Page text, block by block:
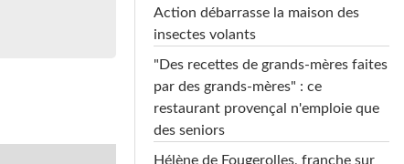
Action débarrasse la maison des
insectes volants
"Des recettes de grands-mères faites
par des grands-mères" : ce
restaurant provençal n'emploie que
des seniors
Hélène de Fougerolles, franche sur